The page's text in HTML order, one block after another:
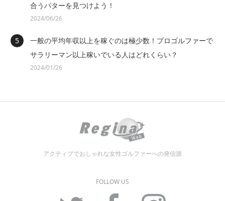
合うパターを見つけよう！
2024/06/26
一般の平均年収以上を稼ぐのは極少数！プロゴルファーで
サラリーマン以上稼いでいる人はどれくらい？
2024/01/26
アクティブでおしゃれな女性ゴルファーへの発信源
FOLLOW US